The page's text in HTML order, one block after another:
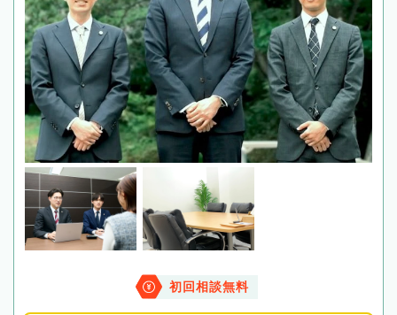
初回相談無料